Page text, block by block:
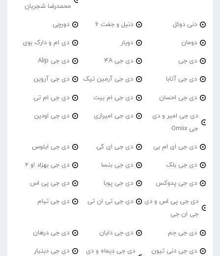
محمدرضا شجریان
دنی دوئل دنیل و جفت 6 دورچی
دومان دویار دی ام و دارک بوی
دی جی دی جی 4A دی جی Alip
دی جی آتابا دی جی آرمین تیک دی جی آروین
دی جی احسان دی جی ام بیت دی جی ام تی
دی جی امیر و دی
جی Omiix
دی جی امیرازی دی جی اودین
دی جی ای ام بی دی جی ای کی دی جی ایلوس
دی جی بلک دی جی بنسا دی جی بهزاد او 2
دی جی پدوکس دی جی پوبا دی جی پی اس
دی جی پی اس و دی
جی ان جی
دی جی تی ان تی دی جی تیام
دی جی جم دی جی دایان دی جی درهان
دی جی دنی تیون
دی جی دیماه و دی
دی جی دینیار